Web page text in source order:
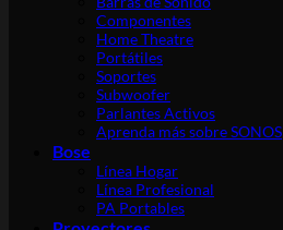
Componentes
Home Theatre
Portátiles
Soportes
Subwoofer
Parlantes Activos
Aprenda más sobre SONOS
Bose
Línea Hogar
Línea Profesional
PA Portables